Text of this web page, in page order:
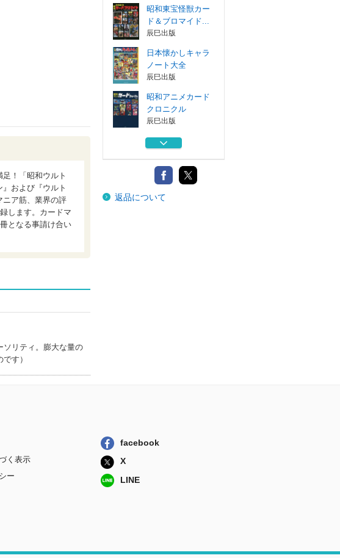
！「昭和ウルト
および『ウルト
ニア筋、業界の評
します。カードマ
となる事請け合い
ソリティ。膨大な量の
す）
昭和東宝怪獣カー
ド＆ブロマイド...
辰巳出版
日本懐かしキャラ
ノート大全
辰巳出版
昭和アニメカード
クロニクル
辰巳出版
昭和特撮ブロマイ
辰巳出版
昭和特撮カードク
ロニクル ＣＡ...
返品について
く表示
ー
facebook
X
LINE